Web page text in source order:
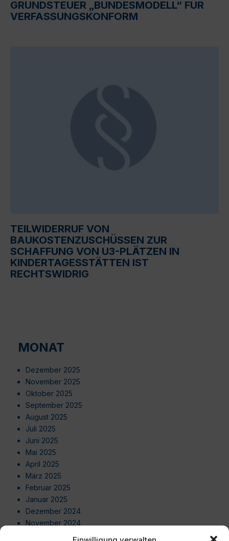
GRUNDSTEUER „BUNDESMODELL“ FÜR
VERFASSUNGSKONFORM
TEILWIDERRUF VON
BAUKOSTENZUSCHÜSSEN ZUR
SCHAFFUNG VON U3-PLÄTZEN IN
KINDERTAGESSTÄTTEN IST
RECHTSWIDRIG
MONAT
Dezember 2025
November 2025
Oktober 2025
September 2025
August 2025
Juli 2025
Juni 2025
Mai 2025
April 2025
März 2025
Februar 2025
Januar 2025
Dezember 2024
November 2024